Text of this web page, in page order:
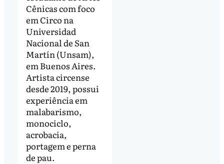
Cênicas com foco
em Circo na
Universidad
Nacional de San
Martín (Unsam),
em Buenos Aires.
Artista circense
desde 2019, possui
experiência em
malabarismo,
monociclo,
acrobacia,
portagem e perna
de pau.